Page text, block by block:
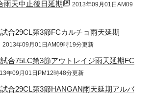
雨天中止後日延期
2013年09月01日AM09
合29CL第3節FCカルチョ雨天延期
2013年09月01日AM09時19分更新
合75LC第3節アウトレイジ雨天延期FC
年09月01日PM12時48分更新
合29CL第3節HANGAN雨天延期アルバ